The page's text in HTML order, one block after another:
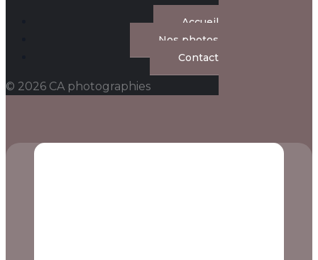
Accueil
Nos photos
Contact
© 2026 CA photographies